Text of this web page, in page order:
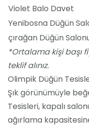
Violet Balo Davet
Yenibosna Düğün
çırağan Düğün
*Ortalama kişi başı
teklif alınız.
Olimpik Düğün
Şık görünümüyle
Tesisleri, kapalı
ağırlama